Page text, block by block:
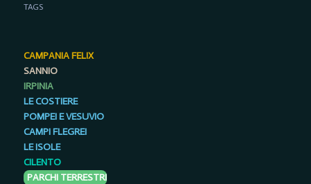
TAGS
CAMPANIA FELIX
SANNIO
IRPINIA
LE COSTIERE
POMPEI E VESUVIO
CAMPI FLEGREI
LE ISOLE
CILENTO
PARCHI TERRESTRI